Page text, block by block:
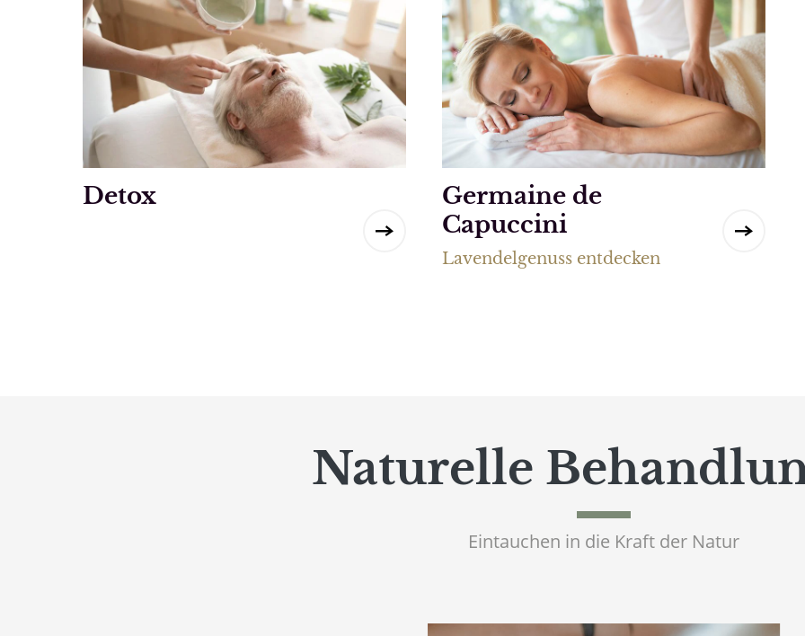
Detox
Germaine de
Capuccini
Lavendelgenuss entdecken
Naturelle
Eintauchen in die Kraft der Natur